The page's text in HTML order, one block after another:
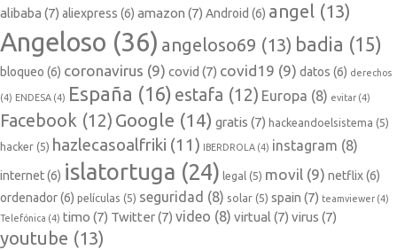
alibaba (7) aliexpress (6) amazon (7) Android (6) angel (13)
Angeloso (36) angeloso69 (13) badia (15)
bloqueo (6) coronavirus (9) covid (7) covid19 (9) datos (6) derechos
(4) ENDESA (4) España (16) estafa (12) Europa (8) evitar (4)
Facebook (12) Google (14) gratis (7) hackeandoelsistema (5)
hacker (5) hazlecasoalfriki (11) IBERDROLA (4) instagram (8)
internet(6) islatortuga (24) legal (5) movil (9) netflix(6)
ordenador(6) películas (5) seguridad (8) solar (5) spain (7) teamviewer (4)
Telefónica (4) timo (7) Twitter(7) video (8) virtual (7) virus (7)
youtube (13)